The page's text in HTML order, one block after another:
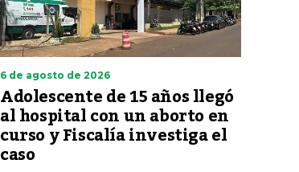
6 de agosto de 2026
Adolescente de 15 años llegó
al hospital con un aborto en
curso y Fiscalía investiga el
caso